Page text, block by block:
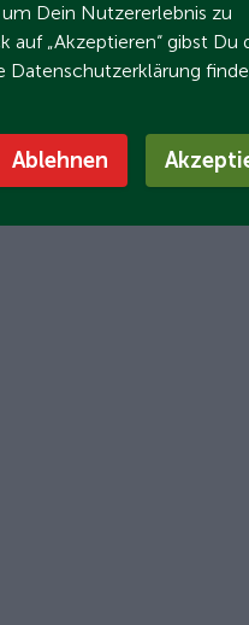
Dein Nutzererlebnis zu
auf „Akzeptieren“ gibst Du
Datenschutzerklärung
Ablehnen